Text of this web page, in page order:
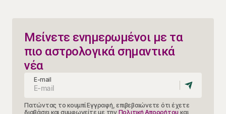
Μείνετε ενημερωμένοι με τα
πιο αστρολογικά σημαντικά
νέα
E-mail
Πατώντας το κουμπί Εγγραφή, επιβεβαιώνετε ότι έχετε
διαβάσει και συμφωνείτε με την Πολιτική Απορρήτου και